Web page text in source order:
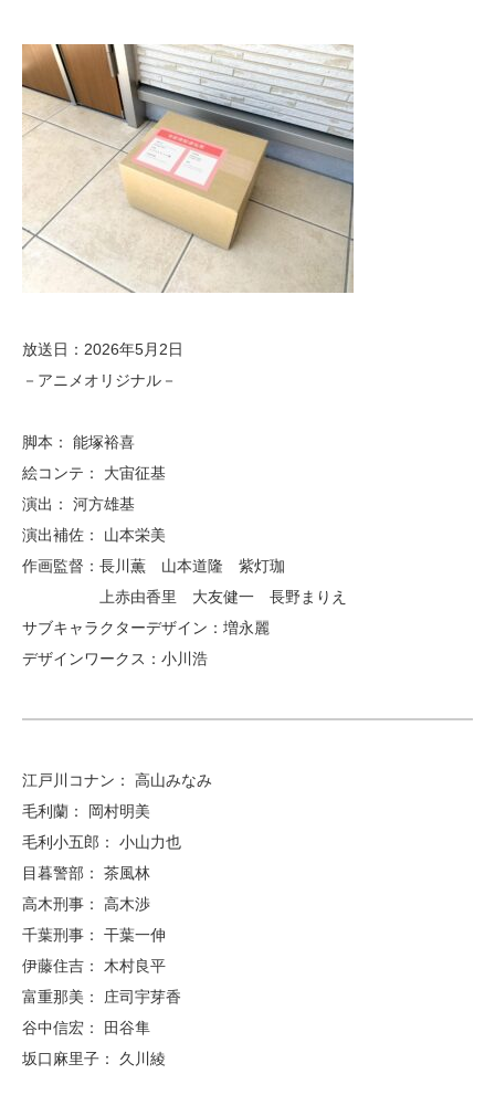
放送日：2026年5月2日
－アニメオリジナル－
脚本： 能塚裕喜
絵コンテ： 大宙征基
演出： 河方雄基
演出補佐： 山本栄美
作画監督： 長川薫 山本道隆 紫灯珈
上赤由香里 大友健一 長野まりえ
サブキャラクターデザイン： 増永麗
デザインワークス： 小川浩
江戸川コナン： 高山みなみ
毛利蘭：
岡村明美
毛利小五郎： 小山力也
目暮警部： 茶風林
高木刑事： 高木渉
千葉刑事： 干葉一伸
伊藤住吉： 木村良平
富重那美： 庄司宇芽香
谷中信宏： 田谷隼
坂口麻里子： 久川綾